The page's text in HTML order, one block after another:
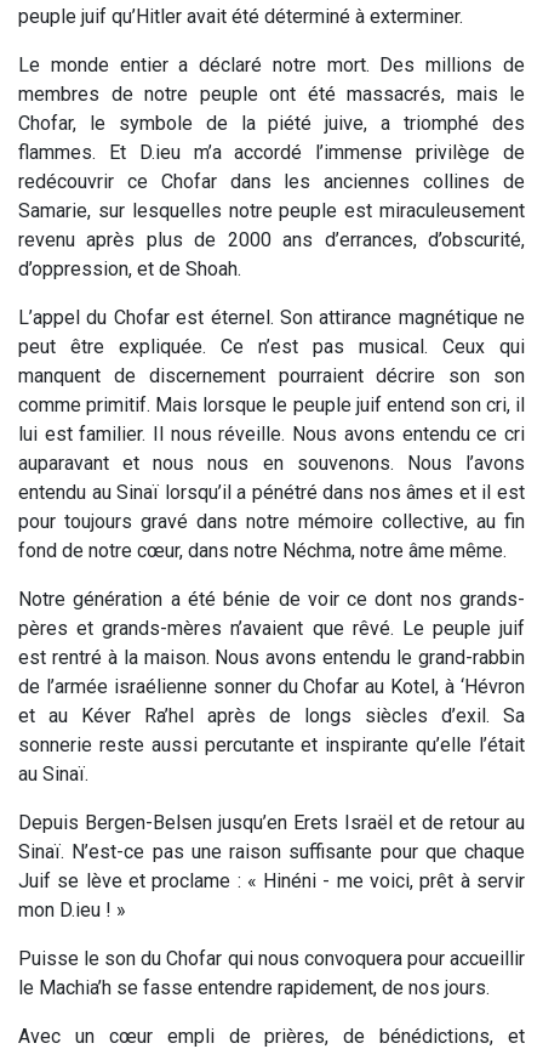
peuple juif qu’Hitler avait été déterminé à exterminer.
Le monde entier a déclaré notre mort. Des millions de
membres de notre peuple ont été massacrés, mais le
Chofar, le symbole de la piété juive, a triomphé des
flammes. Et D.ieu m’a accordé l’immense privilège de
redécouvrir ce Chofar dans les anciennes collines de
Samarie, sur lesquelles notre peuple est miraculeusement
revenu après plus de 2000 ans d’errances, d’obscurité,
d’oppression, et de Shoah.
L’appel du Chofar est éternel. Son attirance magnétique ne
peut être expliquée. Ce n’est pas musical. Ceux qui
manquent de discernement pourraient décrire son son
comme primitif. Mais lorsque le peuple juif entend son cri, il
lui est familier. Il nous réveille. Nous avons entendu ce cri
auparavant et nous nous en souvenons. Nous l’avons
entendu au Sinaï lorsqu’il a pénétré dans nos âmes et il est
pour toujours gravé dans notre mémoire collective, au fin
fond de notre cœur, dans notre Néchma, notre âme même.
Notre génération a été bénie de voir ce dont nos grands-
pères et grands-mères n’avaient que rêvé. Le peuple juif
est rentré à la maison. Nous avons entendu le grand-rabbin
de l’armée israélienne sonner du Chofar au Kotel, à ‘Hévron
et au Kéver Ra’hel après de longs siècles d’exil. Sa
sonnerie reste aussi percutante et inspirante qu’elle l’était
au Sinaï.
Depuis Bergen-Belsen jusqu’en Erets Israël et de retour au
Sinaï. N’est-ce pas une raison suffisante pour que chaque
Juif se lève et proclame : « Hinéni - me voici, prêt à servir
mon D.ieu ! »
Puisse le son du Chofar qui nous convoquera pour accueillir
le Machia’h se fasse entendre rapidement, de nos jours.
Avec un cœur empli de prières, de bénédictions, et